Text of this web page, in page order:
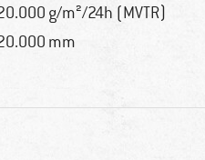
g/m²/24h (MVTR)
mm